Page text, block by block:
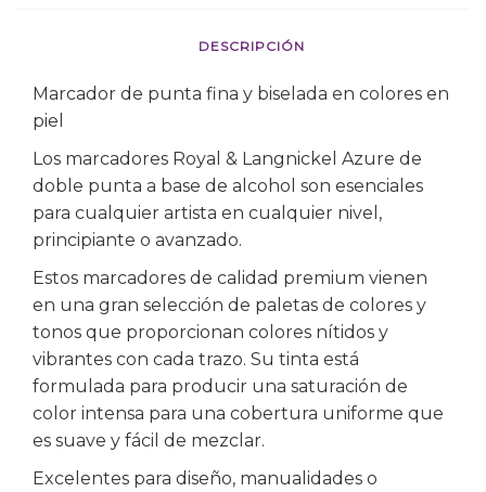
DESCRIPCIÓN
Marcador de punta fina y biselada en colores en
piel
Los marcadores Royal & Langnickel Azure de
doble punta a base de alcohol son esenciales
para cualquier artista en cualquier nivel,
principiante o avanzado.
Estos marcadores de calidad premium vienen
en una gran selección de paletas de colores y
tonos que proporcionan colores nítidos y
vibrantes con cada trazo. Su tinta está
formulada para producir una saturación de
color intensa para una cobertura uniforme que
es suave y fácil de mezclar.
Excelentes para diseño, manualidades o